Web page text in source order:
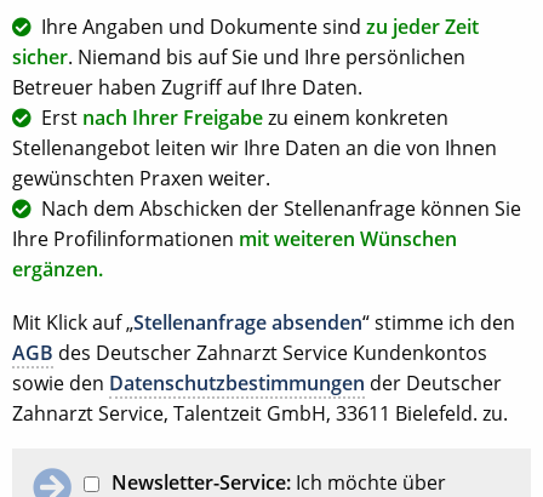
Ihre Angaben und Dokumente sind zu jeder Zeit
sicher. Niemand bis auf Sie und Ihre persönlichen
Betreuer haben Zugriff auf Ihre Daten.
Erst nach Ihrer Freigabezu einem konkreten
Stellenangebot leiten wir Ihre Daten an die von Ihnen
gewünschten Praxen weiter.
Nach dem Abschicken der Stellenanfrage können Sie
Ihre Profilinformationen mit weiteren Wünschen
ergänzen.
Mit Klick auf „Stellenanfrage absenden“ stimme ich den
AGB des Deutscher Zahnarzt Service Kundenkontos
sowie den Datenschutzbestimmungen der Deutscher
Zahnarzt Service, Talentzeit GmbH, 33611 Bielefeld. zu.
Newsletter-Service: Ich möchte über